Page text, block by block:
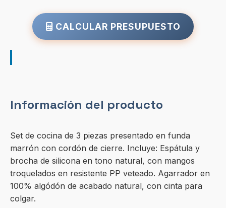
CALCULAR PRESUPUESTO
Información del producto
Set de cocina de 3 piezas presentado en funda
marrón con cordón de cierre. Incluye: Espátula y
brocha de silicona en tono natural, con mangos
troquelados en resistente PP veteado. Agarrador en
100% algódón de acabado natural, con cinta para
colgar.